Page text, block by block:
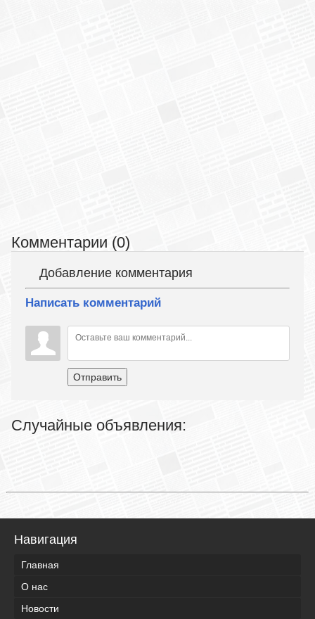
Комментарии (0)
Добавление комментария
Написать комментарий
Отправить
Случайные объявления:
Навигация
Главная
О нас
Новости